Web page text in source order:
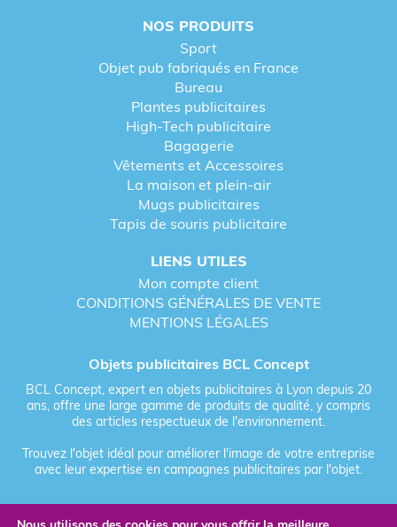
NOS PRODUITS
Sport
Objet pub fabriqués en France
Bureau
Plantes publicitaires
High-Tech publicitaire
Bagagerie
Vêtements et Accessoires
La maison et plein-air
Mugs publicitaires
Tapis de souris publicitaire
LIENS UTILES
Mon compte client
CONDITIONS GÉNÉRALES DE VENTE
MENTIONS LÉGALES
Objets publicitaires BCL Concept
BCL Concept, expert en objets publicitaires à Lyon depuis 20
ans, offre une large gamme de produits de qualité, y compris
des articles respectueux de l'environnement.
Trouvez l'objet idéal pour améliorer l'image de votre entreprise
avec leur expertise en campagnes publicitaires par l'objet.